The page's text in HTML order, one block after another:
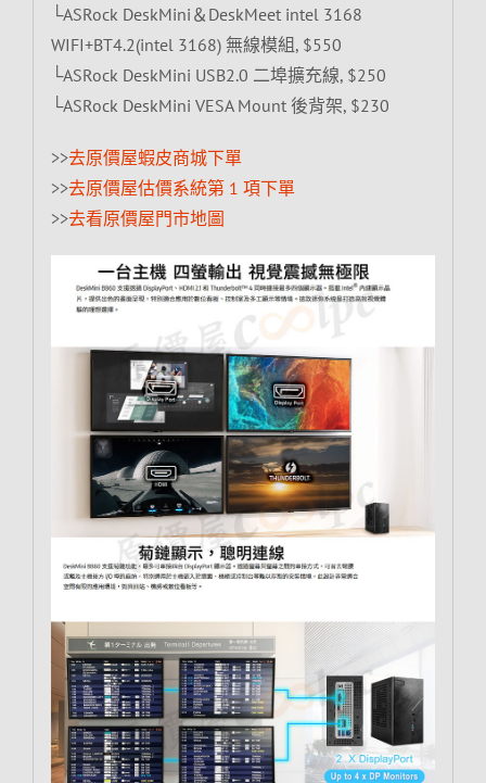
└ASRock DeskMini＆DeskMeet intel 3168
WIFI+BT4.2(intel 3168) 無線模組, $550
└ASRock DeskMini USB2.0 二埠擴充線, $250
└ASRock DeskMini VESA Mount 後背架, $230
>>去原價屋蝦皮商城下單
>>去原價屋估價系統第 1 項下單
>>去看原價屋門市地圖